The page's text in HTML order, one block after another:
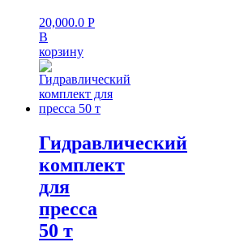
20,000.0 Р
В
корзину
Гидравлический
комплект
для
пресса
50 т